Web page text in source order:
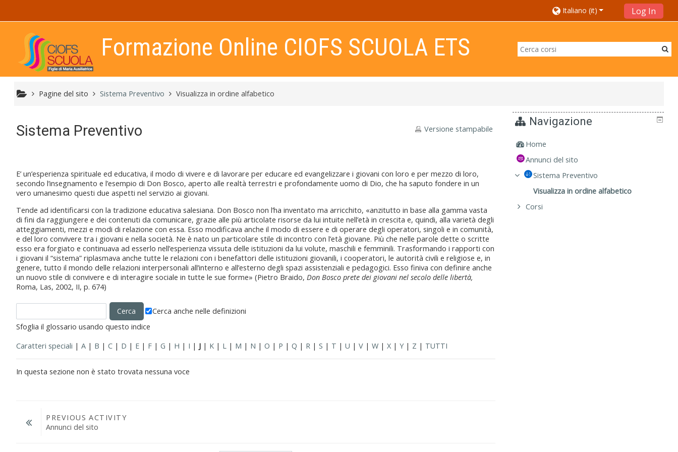
Italiano ‎(it)‎ Log In
Formazione Online CIOFS SCUOLA ETS
Pagine del sito Sistema Preventivo Visualizza in ordine alfabetico
Sistema Preventivo Versione stampabile
E’ un’esperienza spirituale ed educativa, il modo di vivere e di lavorare per educare ed evangelizzare i giovani con loro e per mezzo di loro,
secondo l’insegnamento e l’esempio di Don Bosco, aperto alle realtà terrestri e profondamente uomo di Dio, che ha saputo fondere in un
vero umanesimo questi due aspetti nel servizio ai giovani.
Tende ad identificarsi con la tradizione educativa salesiana. Don Bosco non l’ha inventato ma arricchito, «anzitutto in base alla gamma vasta
di fini da raggiungere e dei contenuti da comunicare, grazie alle più articolate risorse da lui intuite nell’età in crescita e, quindi, alla varietà degli
atteggiamenti, mezzi e modi di relazione con essa. Esso modificava anche il modo di essere e di operare degli operatori, singoli e in comunità,
e del loro convivere tra i giovani e nella società. Ne è nato un particolare stile di incontro con l’età giovane. Più che nelle parole dette o scritte
esso era forgiato e continuava ad esserlo nell’esperienza vissuta delle istituzioni da lui volute, maschili e femminili. Trasformando i rapporti con
i giovani il “sistema” riplasmava anche tutte le relazioni con i benefattori delle istituzioni giovanili, i cooperatori, le autorità civili e religiose e, in
genere, tutto il mondo delle relazioni interpersonali all’interno e all’esterno degli spazi assistenziali e pedagogici. Esso finiva con definire anche
un nuovo stile di convivere e di interagire sociale in tutte le sue forme» (Pietro Braido,Don Bosco prete dei giovani nel secolo delle libertà,
Roma, Las, 2002, II, p. 674)
Cerca anche nelle definizioni
Sfoglia il glossario usando questo indice
Caratteri speciali |A | B |C | D | E | F |G | H | I | J | K | L | M | N |O | P |Q | R |S | T |U |V |W |X |Y| Z | TUTTI
In questa sezione non è stato trovata nessuna voce
PREVIOUS ACTIVITY
Annunci del sito
Navigazione
Home
Annunci del sito
Sistema Preventivo
Visualizza in ordine alfabetico
Corsi